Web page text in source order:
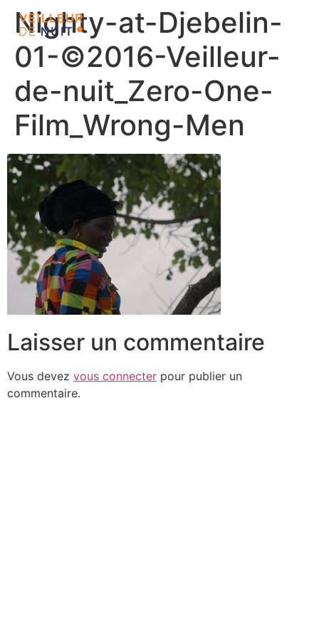
Nighty-at-Djebelin-
01-©2016-Veilleur-
de-nuit_Zero-One-
Film_Wrong-Men
Laisser un commentaire
Vous devez vous connecter pour publier un
commentaire.